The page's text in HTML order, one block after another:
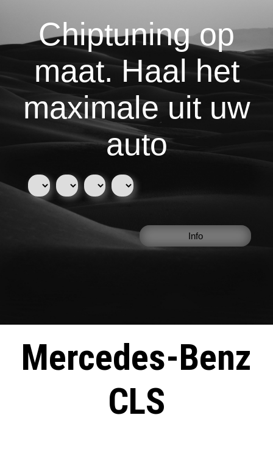
Chiptuning op
maat. Haal het
maximale uit uw
auto
Info
Mercedes-Benz
CLS